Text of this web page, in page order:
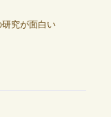
究が面白い